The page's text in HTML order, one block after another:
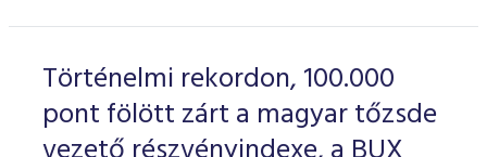
Történelmi rekordon, 100.000
pont fölött zárt a magyar tőzsde